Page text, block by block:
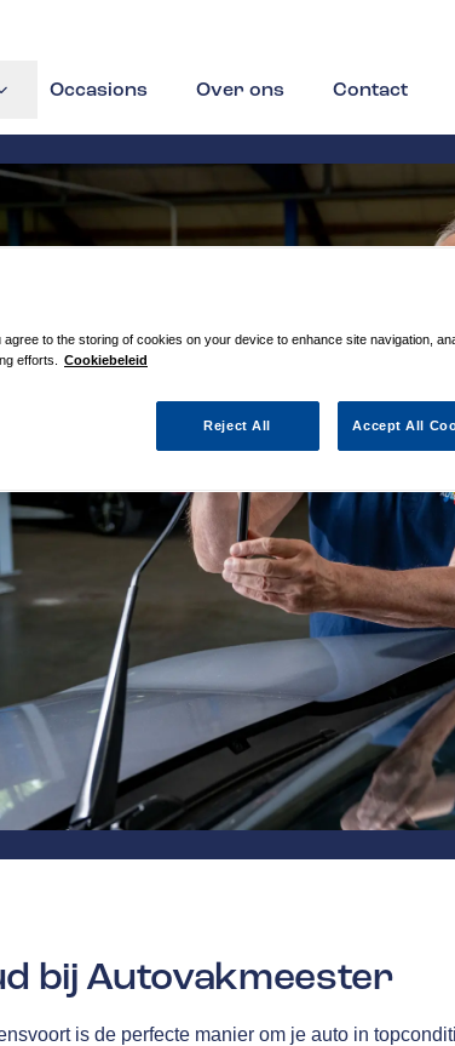
Occasions Over ons Contact
bij Autovakmeester
is de perfecte manier om je auto in
agree to the storing of cookies on your device to enhance site navigation,
efforts.
Cookiebeleid
Reject All Accept All